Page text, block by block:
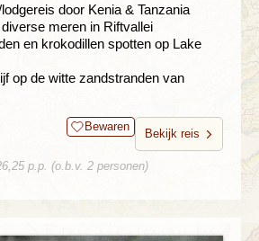
door Kenia & Tanzania
meren in Riftvallei
en krokodillen spotten op Lake
op de witte zandstranden van
Bewaren
Bekijk reis
p.p. (o.b.v. 2 personen)